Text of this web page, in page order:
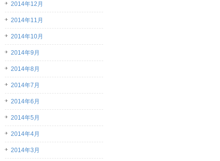
2014年12月
2014年11月
2014年10月
2014年9月
2014年8月
2014年7月
2014年6月
2014年5月
2014年4月
2014年3月